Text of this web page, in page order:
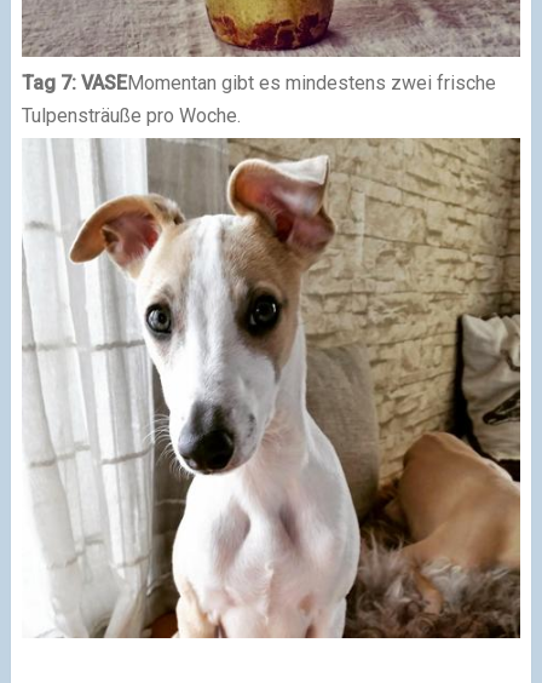
Tag 7: VASEMomentan gibt es mindestens zwei frische
Tulpensträuße pro Woche.